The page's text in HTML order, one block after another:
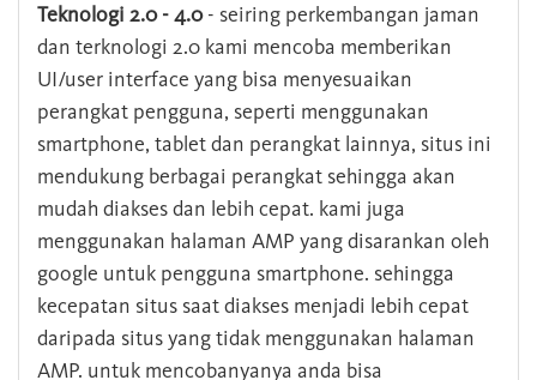
Teknologi 2.0 - 4.0- seiring perkembangan jaman
dan terknologi 2.0 kami mencoba memberikan
UI/user interface yang bisa menyesuaikan
perangkat pengguna, seperti menggunakan
smartphone, tablet dan perangkat lainnya, situs ini
mendukung berbagai perangkat sehingga akan
mudah diakses dan lebih cepat. kami juga
menggunakan halaman AMP yang disarankan oleh
google untuk pengguna smartphone. sehingga
kecepatan situs saat diakses menjadi lebih cepat
daripada situs yang tidak menggunakan halaman
AMP. untuk mencobanyanya anda bisa